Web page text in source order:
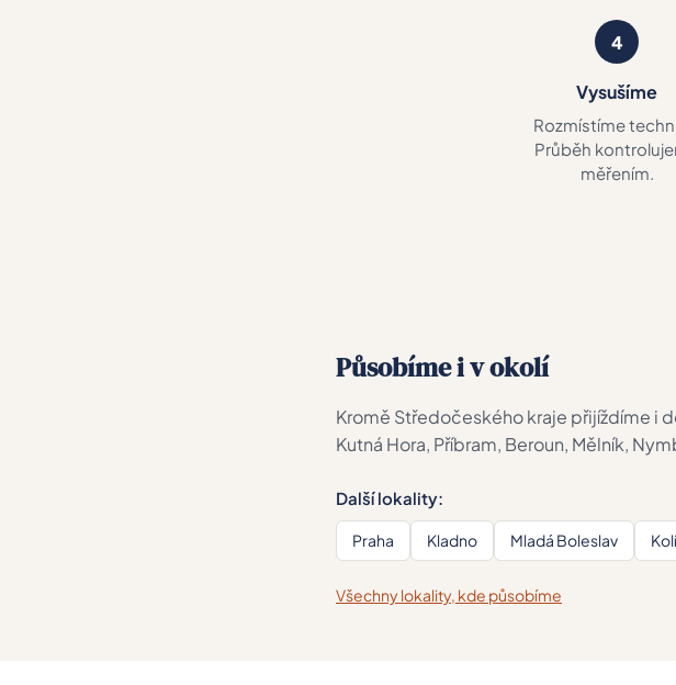
4
Vysušíme
Rozmístíme
Průběh
měřením.
Působíme i v okolí
Kromě Středočeského kraje přijíždíme i
Kutná Hora, Příbram, Beroun, Mělník,
Další lokality:
Praha Kladno Mladá Boleslav
Všechny lokality, kde působíme